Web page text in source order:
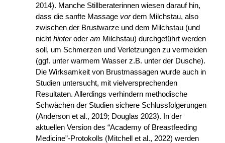
2014). Manche Stillberaterinnen wiesen darauf hin,
dass die sanfte Massage vordem Milchstau, also
zwischen der Brustwarze und dem Milchstau (und
nichthinteroderam Milchstau) durchgeführt werden
soll, um Schmerzen und Verletzungen zu vermeiden
(ggf. unter warmem Wasser z.B. unter der Dusche).
Die Wirksamkeit von Brustmassagen wurde auch in
Studien untersucht, mit vielversprechenden
Resultaten. Allerdings verhindern methodische
Schwächen der Studien sichere Schlussfolgerungen
(Anderson et al., 2019; Douglas 2023). In der
aktuellen Version des “Academy of Breastfeeding
Medicine”-Protokolls (Mitchell et al., 2022) werden